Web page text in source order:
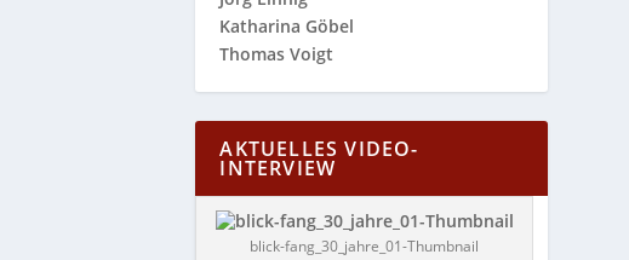
Katharina Göbel
Thomas Voigt
AKTUELLES VIDEO-
INTERVIEW
blick-fang_30_jahre_01-Thumbnail